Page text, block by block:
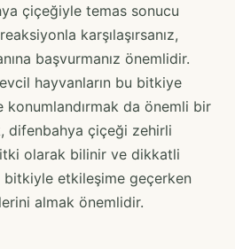
çiçeğiyle temas sonucu
karşılaşırsanız,
başvurmanız önemlidir.
hayvanların bu bitkiye
konumlandırmak da önemli bir
difenbahya çiçeği zehirli
olarak bilinir ve dikkatli
bitkiyle etkileşime geçerken
almak önemlidir.